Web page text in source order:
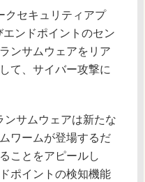
クセキュリティアプ
ンドポイントのセン
ンサムウェアをリア
て、サイバー攻撃に
サムウェアは新たな
ワームが登場するだ
ことをアピールし
ポイントの検知機能